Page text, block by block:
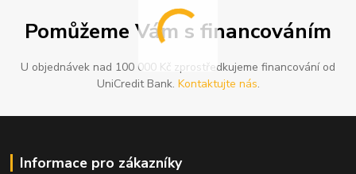
Pomůžeme Vám s financováním
U objednávek nad 100 000 Kč zprostředkujeme financování od
UniCredit Bank. Kontaktujte nás.
Informace pro zákazníky